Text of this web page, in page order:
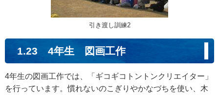
引き渡し訓練2
1.23 4年生 図画工作
4年生の図画工作では、「ギコギコトントンクリエイター」
を行っています。慣れないのこぎりやかなづちを使い、木